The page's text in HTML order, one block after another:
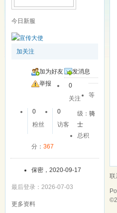
今日新服
加关注
加为好友
发消息
举报
0
关注
0
粉丝
0
访客
等
级：骑
士
总积
分： 367
保密，2020-09-17
最后登录：2026-07-03
更多资料
联